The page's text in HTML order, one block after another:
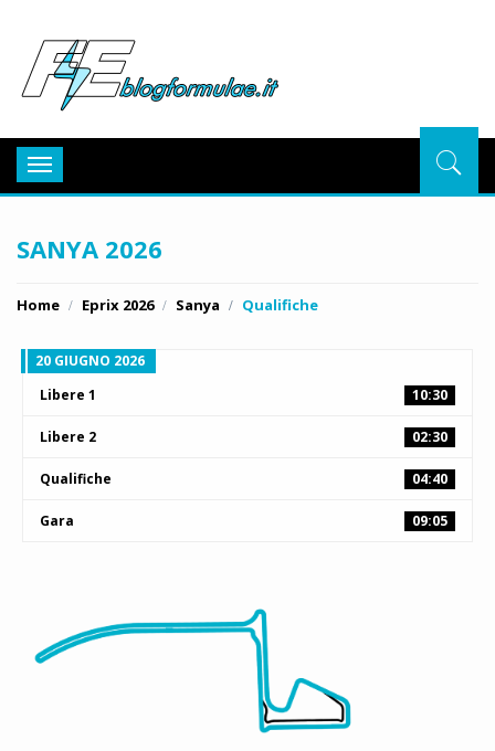
Toggle
navigation
SANYA 2026
Home Eprix 2026 Sanya Qualifiche
20 GIUGNO 2026
Libere 1
10:30
Libere 2 02:30
Qualifiche 04:40
Gara 09:05